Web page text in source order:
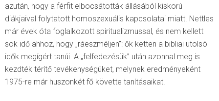
azután, hogy a férfit elbocsátották állásából kiskorú
diákjaival folytatott homoszexuális kapcsolatai miatt. Nettles
már évek óta foglalkozott spiritualizmussal, és nem kellett
sok idő ahhoz, hogy „ráeszméljen”: ők ketten a bibliai utolsó
idők megígért tanúi. A „felfedezésük” után azonnal meg is
kezdték térítő tevékenységüket, melynek eredményeként
1975-re már huszonkét fő követte tanításaikat.